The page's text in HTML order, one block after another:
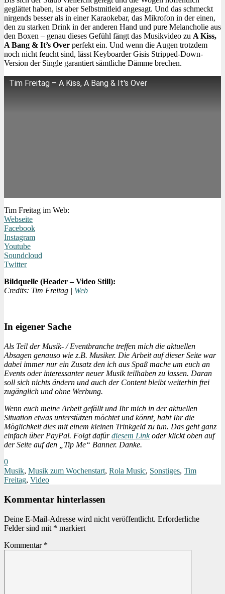
geglättet haben, ist aber Selbstmitleid angesagt. Und das schmeckt
nirgends besser als in einer Karaokebar, das Mikrofon in der einen,
den zu starken Drink in der anderen Hand und pure Melancholie aus
den Boxen – genau dieses Gefühl fängt das Musikvideo zu A Kiss,
A Bang & It’s Over perfekt ein. Und wenn die Augen trotzdem
noch nicht feucht sind, lässt Keyboarder Gisis Stripped-Down-
Version der Single garantiert sämtliche Dämme brechen.
Tim Freitag – A Kiss, A Bang & It's Over
Tim Freitag im Web:
Webseite
Facebook
Instagram
Youtube
Soundcloud
Twitter
Bildquelle (Header – Video Still):
Credits: Tim Freitag | Web
In eigener Sache
Als Teil der Musik- / Eventbranche treffen mich die aktuellen
Absagen genauso wie z.B. Musiker. Die Arbeit auf dieser Seite war
dabei immer nur ein Zusatz den ich aus Spaß mache um euch an
Events oder interessanter neuer Musik teilhaben zu lassen. Daran
soll sich nichts ändern und auch der Content bleibt weiterhin frei
zugänglich und ohne Werbung.
Wenn euch meine Arbeit gefällt und Ihr mich in der aktuellen
Situation etwas unterstützen möchtet und könnt, habt Ihr die
Möglichkeit dies mit einem kleinen Trinkgeld zu tun. Das geht ganz
einfach über PayPal. Folgt dafürdiesem Linkoder klickt oben auf
der Seite auf den „Tip Me“ Banner. Danke.
0
Musik, Musik zum Wochenstart, Rola Music, Sonstiges, Tim
Freitag, Video
Kommentar hinterlassen
Deine E-Mail-Adresse wird nicht veröffentlicht. Erforderliche
Felder sind mit * markiert
Kommentar *